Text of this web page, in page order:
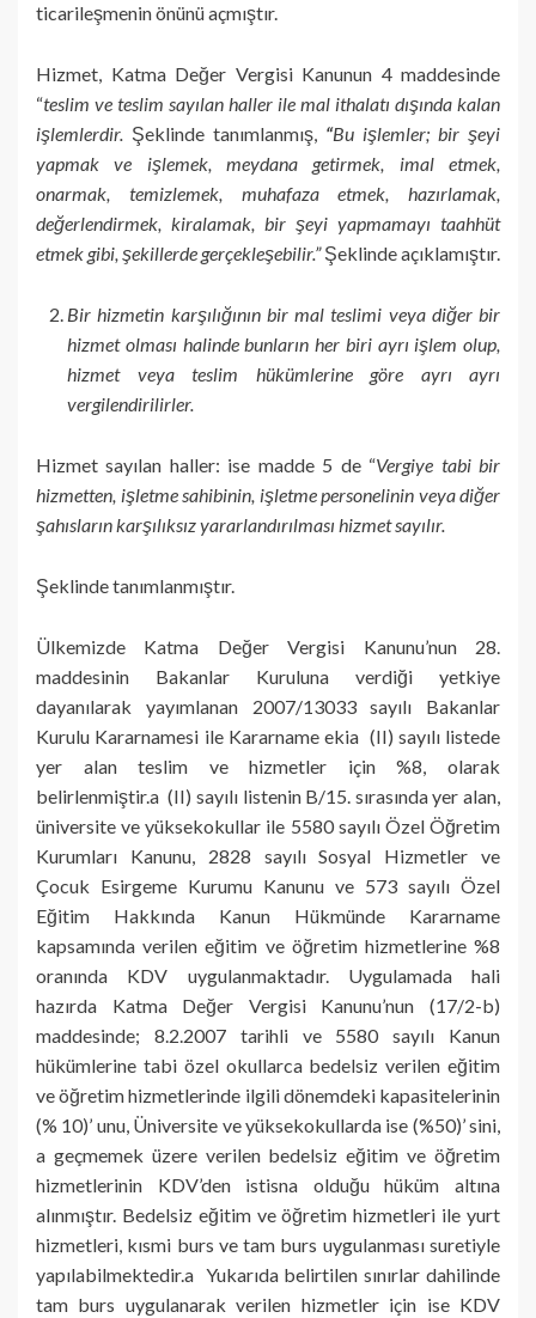
ticarileşmenin önünü açmıştır.
Hizmet, Katma Değer Vergisi Kanunun 4 maddesinde
“teslim ve teslim sayılan haller ile mal ithalatı dışında kalan
işlemlerdir. Şeklinde tanımlanmış, “Bu işlemler; bir şeyi
yapmak ve işlemek, meydana getirmek, imal etmek,
onarmak, temizlemek, muhafaza etmek, hazırlamak,
değerlendirmek, kiralamak, bir şeyi yapmamayı taahhüt
etmek gibi, şekillerde gerçekleşebilir.”Şeklinde açıklamıştır.
Bir hizmetin karşılığının bir mal teslimi veya diğer bir
hizmet olması halinde bunların her biri ayrı işlem olup,
hizmet veya teslim hükümlerine göre ayrı ayrı
vergilendirilirler.
Hizmet sayılan haller: ise madde 5 de “Vergiye tabi bir
hizmetten, işletme sahibinin, işletme personelinin veya diğer
şahısların karşılıksız yararlandırılması hizmet sayılır.
Şeklinde tanımlanmıştır.
Ülkemizde Katma Değer Vergisi Kanunu’nun 28.
maddesinin Bakanlar Kuruluna verdiği yetkiye
dayanılarak yayımlanan 2007/13033 sayılı Bakanlar
Kurulu Kararnamesi ile Kararname ekia (II) sayılı listede
yer alan teslim ve hizmetler için %8, olarak
belirlenmiştir.a (II) sayılı listenin B/15. sırasında yer alan,
üniversite ve yüksekokullar ile 5580 sayılı Özel Öğretim
Kurumları Kanunu, 2828 sayılı Sosyal Hizmetler ve
Çocuk Esirgeme Kurumu Kanunu ve 573 sayılı Özel
Eğitim Hakkında Kanun Hükmünde Kararname
kapsamında verilen eğitim ve öğretim hizmetlerine %8
oranında KDV uygulanmaktadır. Uygulamada hali
hazırda Katma Değer Vergisi Kanunu’nun (17/2-b)
maddesinde; 8.2.2007 tarihli ve 5580 sayılı Kanun
hükümlerine tabi özel okullarca bedelsiz verilen eğitim
ve öğretim hizmetlerinde ilgili dönemdeki kapasitelerinin
(% 10)’ unu, Üniversite ve yüksekokullarda ise (%50)’ sini,
a geçmemek üzere verilen bedelsiz eğitim ve öğretim
hizmetlerinin KDV’den istisna olduğu hüküm altına
alınmıştır. Bedelsiz eğitim ve öğretim hizmetleri ile yurt
hizmetleri, kısmi burs ve tam burs uygulanması suretiyle
yapılabilmektedir.a Yukarıda belirtilen sınırlar dahilinde
tam burs uygulanarak verilen hizmetler için ise KDV